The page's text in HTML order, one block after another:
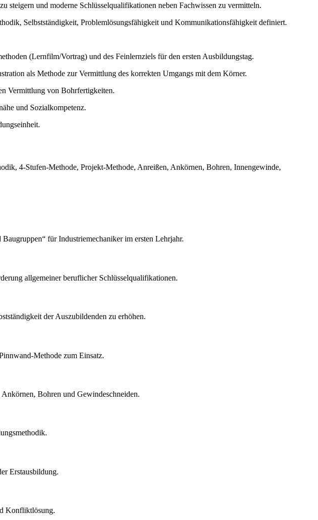
steigern und moderne Schlüsselqualifikationen neben Fachwissen zu vermitteln.
Selbstständigkeit, Problemlösungsfähigkeit und Kommunikationsfähigkeit definiert.
(Lernfilm/Vortrag) und des Feinlernziels für den ersten Ausbildungstag.
als Methode zur Vermittlung des korrekten Umgangs mit dem Körner.
Vermittlung von Bohrfertigkeiten.
und Sozialkompetenz.
4-Stufen-Methode, Projekt-Methode, Anreißen, Ankörnen, Bohren, Innengewinde,
für Industriemechaniker im ersten Lehrjahr.
allgemeiner beruflicher Schlüsselqualifikationen.
der Auszubildenden zu erhöhen.
Methode zum Einsatz.
Bohren und Gewindeschneiden.
Erstausbildung.
Konfliktlösung.